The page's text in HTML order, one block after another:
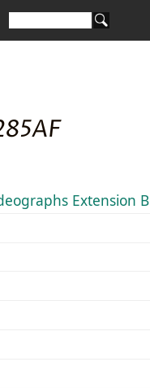
Extension B